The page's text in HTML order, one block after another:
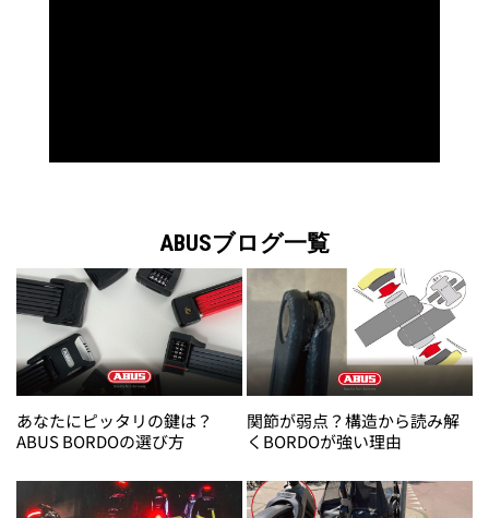
ABUSブログ一覧
あなたにピッタリの鍵は？
ABUS BORDOの選び方
関節が弱点？構造から読み解
くBORDOが強い理由